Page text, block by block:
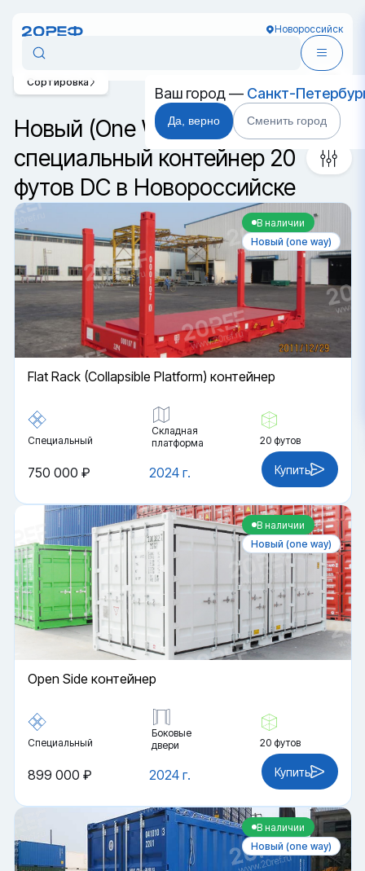
Новороссийск
Ваш город — Санкт-
Да, верно Сменить город
Новый (One Way)
специальный контейнер 20
футов DC в Новороссийске
Сортировка
В наличии
Новый (one way)
Flat Rack (Collapsible Platform) контейнер
Специальный
Складная
платформа
20 футов
2024 г.
750 000 ₽ Купить
В наличии
Новый (one way)
Open Side контейнер
Специальный
Боковые
двери
20 футов
2024 г.
899 000 ₽ Купить
В наличии
Новый (one way)